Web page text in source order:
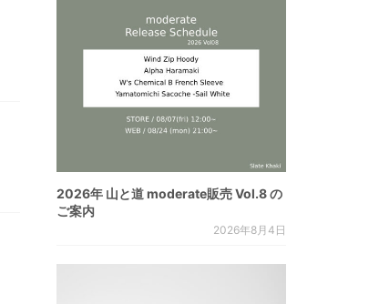
2026年 山と道 moderate販売 Vol.8 の
ご案内
2026年8月4日